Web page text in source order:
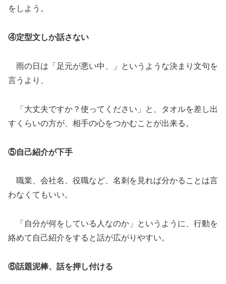
をしよう。
④定型文しか話さない
雨の日は「足元が悪い中、」というような決まり文句を
言うより、
「大丈夫ですか？使ってください」と、タオルを差し出
すくらいの方が、相手の心をつかむことが出来る。
⑤自己紹介が下手
職業、会社名、役職など、名刺を見れば分かることは言
わなくてもいい。
「自分が何をしている人なのか」というように、行動を
絡めて自己紹介をすると話が広がりやすい。
⑥話題泥棒、話を押し付ける